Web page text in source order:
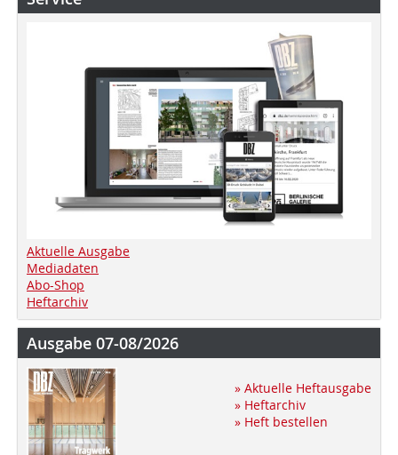
Aktuelle Ausgabe
Mediadaten
Abo-Shop
Heftarchiv
Ausgabe 07-08/2026
» Aktuelle Heftausgabe
» Heftarchiv
» Heft bestellen